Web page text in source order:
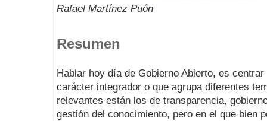
Rafael Martínez Puón
Resumen
Hablar hoy día de Gobierno Abierto, es
carácter integrador o que agrupa diferentes
relevantes están los de transparencia,
gestión del conocimiento, pero en el que bien